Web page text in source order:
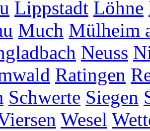
Lippstadt Löhne
Much Mülheim
Neuss
Ratingen
Schwerte Siegen
Wesel